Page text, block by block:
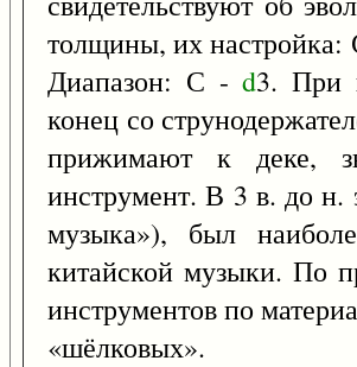
толщины, их настройка:
Диапазон: С -d3. При
конец со
прижимают к деке,
инструмент. В 3 в. до н.
музыка»), был
китайской музыки. По
инструментов по
«шёлковых».